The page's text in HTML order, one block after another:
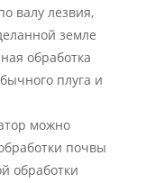
валу лезвия,
земле
обработка
плуга и
можно
почвы
обработки